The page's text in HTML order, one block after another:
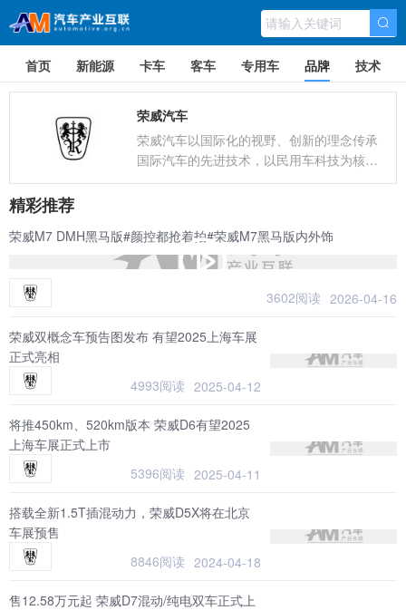
首页 新能源 卡车 客车 专用车 品牌 技术
荣威汽车
荣威汽车以国际化的视野、创新的理念传承
国际汽车的先进技术，以民用车科技为核
心，打造国际品牌新经典的决心和信心。
精彩推荐
荣威M7 DMH黑马版#颜控都抢着拍#荣威M7黑马版内外饰
3602阅读 2026-04-16
荣威双概念车预告图发布 有望2025上海车展
正式亮相
4993阅读 2025-04-12
将推450km、520km版本 荣威D6有望2025
上海车展正式上市
5396阅读 2025-04-11
搭载全新1.5T插混动力，荣威D5X将在北京
车展预售
8846阅读 2024-04-18
售12.58万元起 荣威D7混动/纯电双车正式上